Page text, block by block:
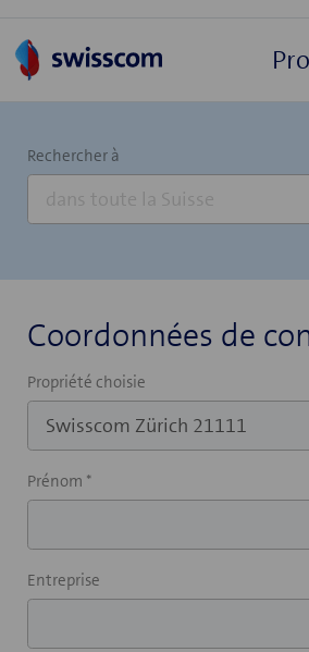
Rechercher à
Coordonnées de
Propriété choisie
Prénom *
Entreprise